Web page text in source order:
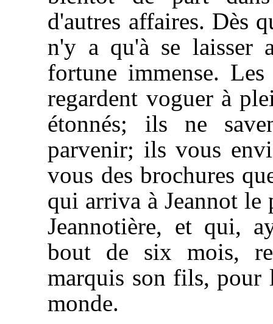
d'autres affaires. Dès
n'y a qu'à se laisser
fortune immense.
regardent voguer à
étonnés; ils ne
parvenir; ils vous
vous des brochures
qui arriva à Jeannot
Jeannotière, et qui,
bout de six mois,
marquis son fils, pour
monde.